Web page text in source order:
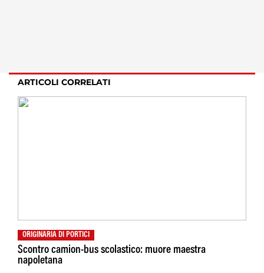
ARTICOLI CORRELATI
ORIGINARIA DI PORTICI
Scontro camion-bus scolastico: muore maestra
napoletana